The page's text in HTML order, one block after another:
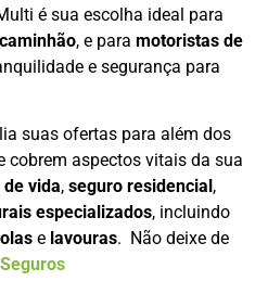
é sua escolha ideal para
caminhão, e para motoristas de
e segurança para
suas ofertas para além dos
cobrem aspectos vitais da sua
vida, seguro residencial,
especializados, incluindo
e lavouras. Não deixe de